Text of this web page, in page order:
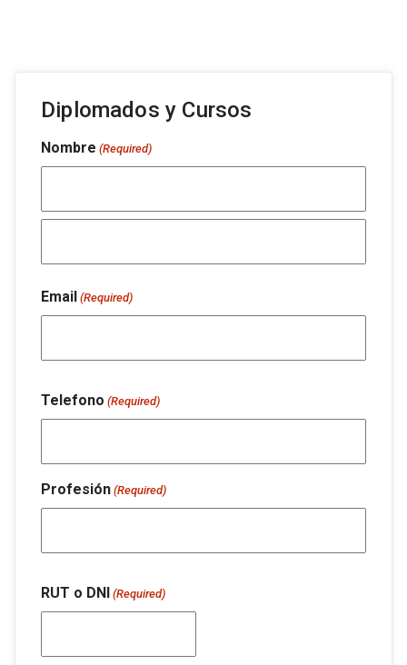
Diplomados y Cursos
Nombre (Required)
Nombre
Email (Required)
Telefono (Required)
Profesión (Required)
RUT o DNI (Required)